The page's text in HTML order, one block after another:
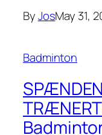
ByJosMay 31,
Badminton